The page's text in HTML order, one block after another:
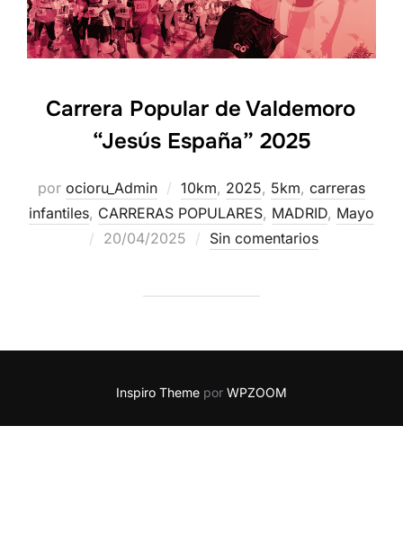
Carrera Popular de Valdemoro
“Jesús España” 2025
por ocioru_Admin 10km, 2025, 5km, carreras
infantiles, CARRERAS POPULARES, MADRID, Mayo
20/04/2025
Sin comentarios
Inspiro Theme por WPZOOM